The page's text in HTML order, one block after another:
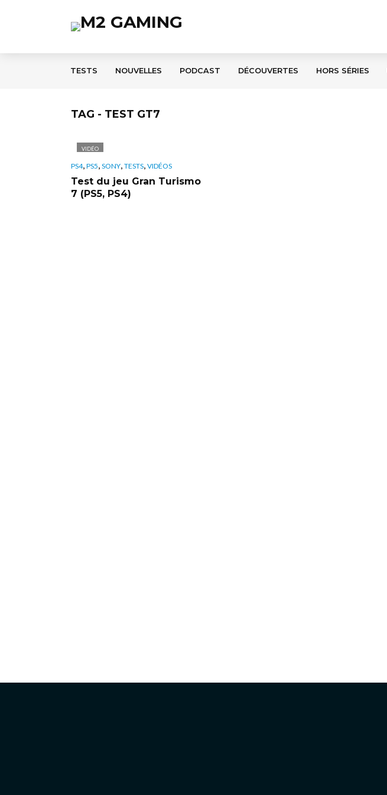
TESTS NOUVELLES PODCAST DÉCOUVERTES HORS SÉRIES
TAG - TEST GT7
VIDÉO
PS4, PS5, SONY, TESTS, VIDÉOS
Test du jeu Gran Turismo
7 (PS5, PS4)